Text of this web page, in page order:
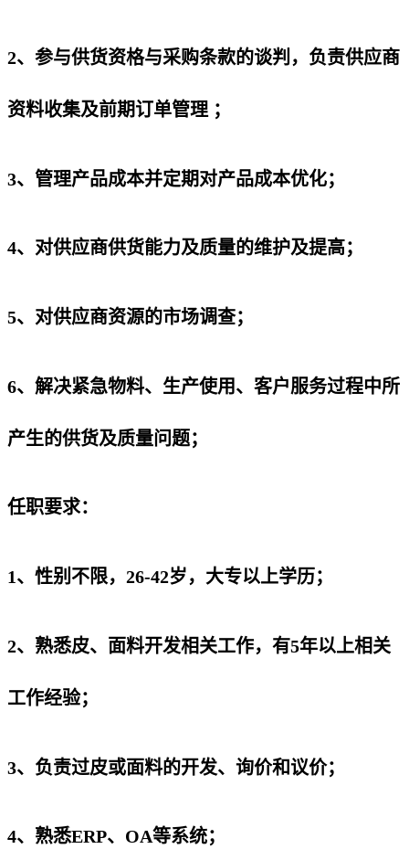
2、参与供货资格与采购条款的谈判，负责供应商
资料收集及前期订单管理 ；
3、管理产品成本并定期对产品成本优化；
4、对供应商供货能力及质量的维护及提高；
5、对供应商资源的市场调查；
6、解决紧急物料、生产使用、客户服务过程中所
产生的供货及质量问题；
任职要求：
1、性别不限，26-42岁，大专以上学历；
2、熟悉皮、面料开发相关工作，有5年以上相关
工作经验；
3、负责过皮或面料的开发、询价和议价；
4、熟悉ERP、OA等系统；